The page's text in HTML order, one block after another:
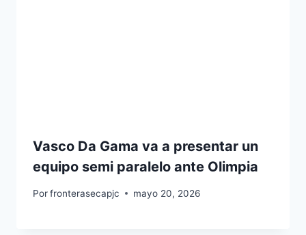
Vasco Da Gama va a presentar un
equipo semi paralelo ante Olimpia
Porfronterasecapjc mayo 20, 2026